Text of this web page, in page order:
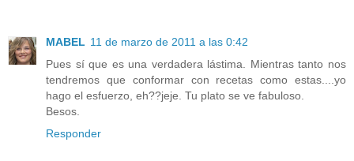
MABEL 11 de marzo de 2011 a las 0:42
Pues sí que es una verdadera lástima. Mientras tanto nos
tendremos que conformar con recetas como estas....yo
hago el esfuerzo, eh??jeje. Tu plato se ve fabuloso.
Besos.
Responder